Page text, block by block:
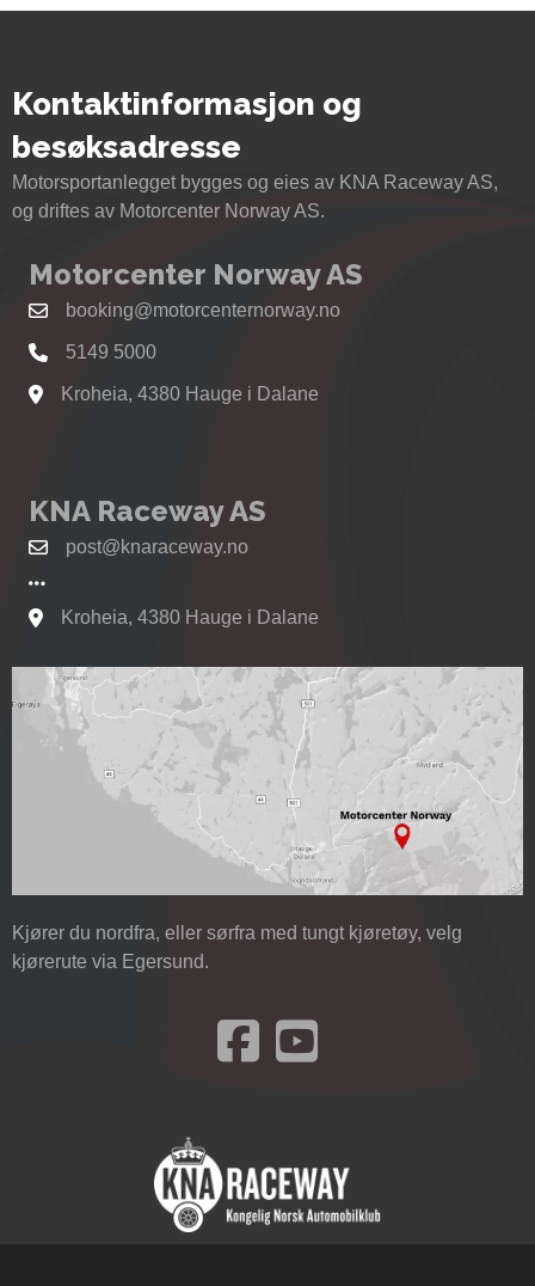
Kontaktinformasjon og
besøksadresse
Motorsportanlegget bygges og eies av KNA Raceway AS,
og driftes av Motorcenter Norway AS.
Motorcenter Norway AS
booking@motorcenternorway.no
5149 5000
Se kart til Motorcenter Norway i Sokndal
Kroheia, 4380 Hauge i Dalane
KNA Raceway AS
post@knaraceway.no
Se kart til Motorcenter Norway i Sokndal
Kroheia, 4380 Hauge i Dalane
Kjører du nordfra, eller sørfra med tungt kjøretøy, velg
kjørerute via Egersund.
Besøk oss på Facebook